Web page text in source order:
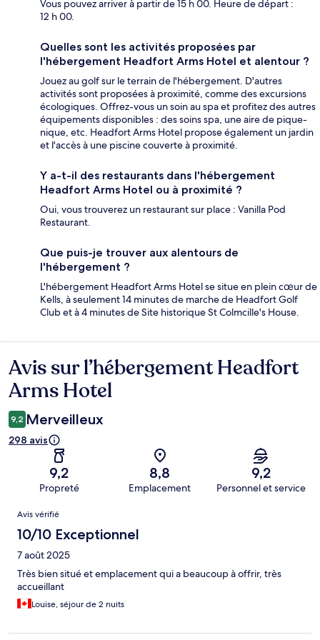
Vous pouvez arriver à partir de 15 h 00. Heure de départ :
12 h 00.
Quelles sont les activités proposées par
l'hébergement Headfort Arms Hotel et alentour ?
Jouez au golf sur le terrain de l'hébergement. D'autres
activités sont proposées à proximité, comme des excursions
écologiques. Offrez-vous un soin au spa et profitez des autres
équipements disponibles : des soins spa, une aire de pique-
nique, etc. Headfort Arms Hotel propose également un jardin
et l'accès à une piscine couverte à proximité.
Y a-t-il des restaurants dans l'hébergement
Headfort Arms Hotel ou à proximité ?
Oui, vous trouverez un restaurant sur place : Vanilla Pod
Restaurant.
Que puis-je trouver aux alentours de
l'hébergement ?
L'hébergement Headfort Arms Hotel se situe en plein cœur de
Kells, à seulement 14 minutes de marche de Headfort Golf
Club et à 4 minutes de Site historique St Colmcille's House.
Avis
Avis sur l’hébergement Headfort
Arms Hotel
9,2 Merveilleux
298 avis
9,2
Propreté
8,8
Emplacement
9,2
Personnel et service
Avis
Avis vérifié
10/10 Exceptionnel
7 août 2025
Très bien situé et emplacement qui a beaucoup à offrir, très
accueillant
Louise, séjour de 2 nuits